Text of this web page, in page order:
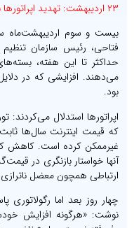
۲۳ اردیبهشت: تهدید اپراتورها به گرانی بی‌مجوز
بیست و سوم اردیبهشت‌ماه
فتاحی، رئیس سازمان تنظیم
حداکثر تا این هفته،
بود.
اپراتورها استدلال
که قیمت اینترنت سال‌ها
غیرممکن کرده است. کاهش
آنها خواستار بازنگری در
ارتباطی همچون معضل ناترازی
چهار روز بعد اما رگولاتوری
نوشت: «هرگونه افزایش